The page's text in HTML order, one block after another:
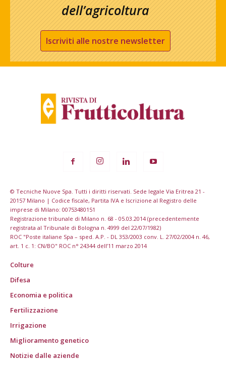
dell’agricoltura
Iscriviti alle nostre newsletter
© Tecniche Nuove Spa. Tutti i diritti riservati. Sede legale Via Eritrea 21 -
20157 Milano | Codice fiscale, Partita IVA e Iscrizione al Registro delle
imprese di Milano: 00753480151
Registrazione tribunale di Milano n. 68 - 05.03.2014 (precedentemente
registrata al Tribunale di Bologna n. 4999 del 22/07/1982)
ROC "Poste italiane Spa – sped. A.P. - DL 353/2003 conv. L. 27/02/2004 n. 46,
art. 1 c. 1: CN/BO" ROC n° 24344 dell’11 marzo 2014
Colture
Difesa
Economia e politica
Fertilizzazione
Irrigazione
Miglioramento genetico
Notizie dalle aziende